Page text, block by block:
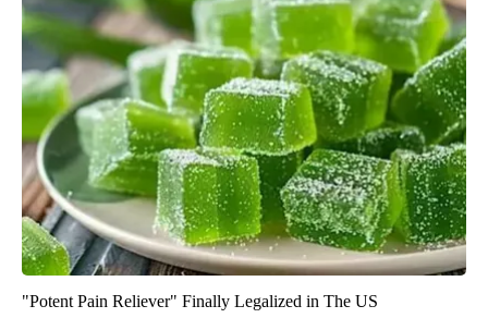
"Potent Pain Reliever" Finally Legalized in The US